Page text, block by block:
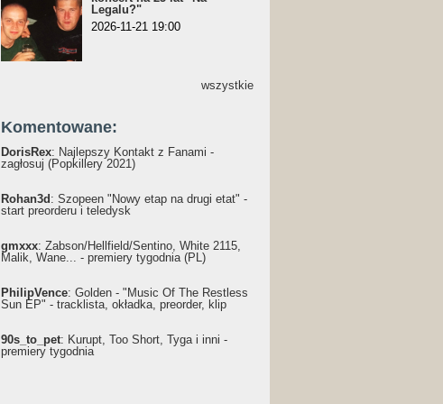
Legalu?"
2026-11-21 19:00
wszystkie
Komentowane:
DorisRex: Najlepszy Kontakt z Fanami -
zagłosuj (Popkillery 2021)
Rohan3d : Szopeen "Nowy etap na drugi etat" -
start preorderu i teledysk
gmxxx: Żabson/Hellfield/Sentino, White 2115,
Malik, Wane... - premiery tygodnia (PL)
PhilipVence: Golden - "Music Of The Restless
Sun EP" - tracklista, okładka, preorder, klip
90s_to_pet: Kurupt, Too Short, Tyga i inni -
premiery tygodnia